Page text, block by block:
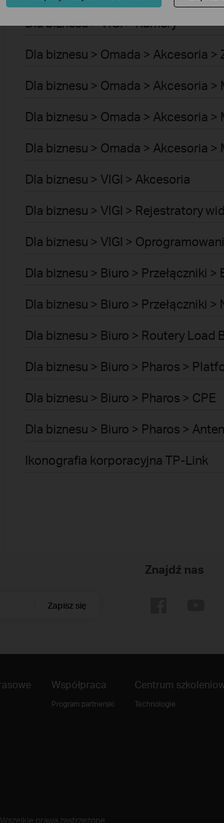
Dla biznesu > VIGI > Kamery
Dla biznesu > Omada > Akcesoria >
Dla biznesu > Omada > Akcesoria
Dla biznesu > Omada > Akcesoria
Dla biznesu > Omada > Akcesoria >
Dla biznesu > VIGI > Akcesoria
Dla biznesu > VIGI > Rejestratory
Dla biznesu > VIGI >
Dla biznesu > Biuro > Przełączniki >
Dla biznesu > Biuro > Przełączniki >
Dla biznesu > Biuro > Routery Load
Dla biznesu > Biuro > Pharos >
Dla biznesu > Biuro > Pharos > CPE
Dla biznesu > Biuro > Pharos >
Ikonografia korporacyjna TP-Link
Zapisz się
Znajdź nas
Współpraca
Program partnerski
Centrum
Technologie
prawa zastrzeżone.